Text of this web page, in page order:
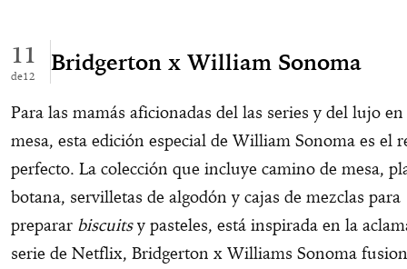
11
12
Bridgerton x William Sonoma
Para las mamás aficionadas del las series y del lujo
mesa, esta edición especial de William Sonoma es el
perfecto. La colección que incluye camino de mesa,
botana, servilletas de algodón y cajas de mezclas para
preparar biscuitsy pasteles, está inspirada en la
serie de Netflix, Bridgerton x Williams Sonoma